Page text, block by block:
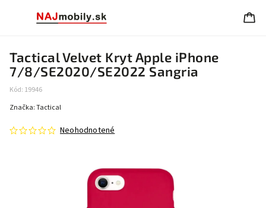
Tactical Velvet Kryt Apple iPhone
7/8/SE2020/SE2022 Sangria
Kód: 19946
Neohodnotené
Značka:Tactical